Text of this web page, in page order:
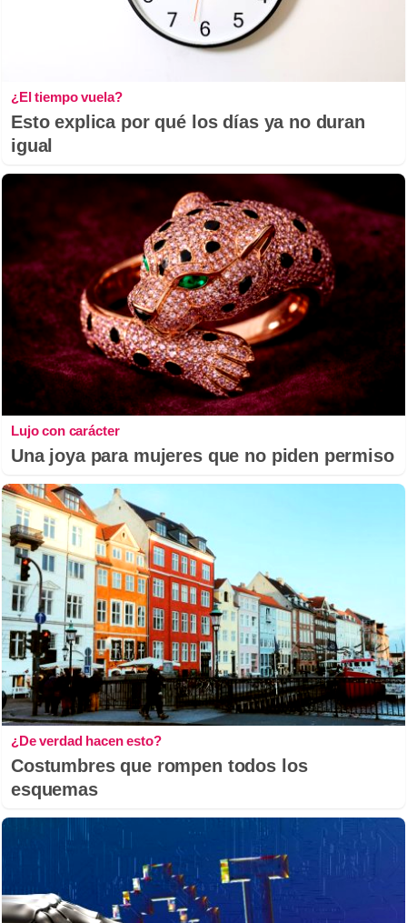
¿El tiempo vuela?
Esto explica por qué los días ya no duran
igual
Lujo con carácter
Una joya para mujeres que no piden permiso
¿De verdad hacen esto?
Costumbres que rompen todos los
esquemas